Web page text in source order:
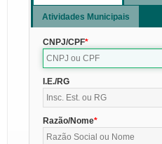
Atividades Municipais
CNPJ/CPF
I.E./RG
Razão/Nome